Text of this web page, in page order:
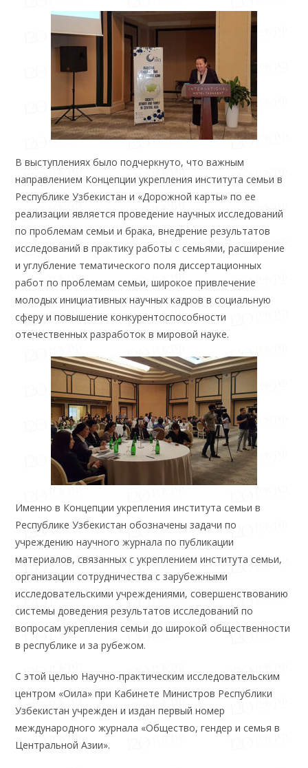
В выступлениях было подчеркнуто, что важным
направлением Концепции укрепления института семьи в
Республике Узбекистан и «Дорожной карты» по ее
реализации является проведение научных исследований
по проблемам семьи и брака, внедрение результатов
исследований в практику работы с семьями, расширение
и углубление тематического поля диссертационных
работ по проблемам семьи, широкое привлечение
молодых инициативных научных кадров в социальную
сферу и повышение конкурентоспособности
отечественных разработок в мировой науке.
Именно в Концепции укрепления института семьи в
Республике Узбекистан обозначены задачи по
учреждению научного журнала по публикации
материалов, связанных с укреплением института семьи,
организации сотрудничества с зарубежными
исследовательскими учреждениями, совершенствованию
системы доведения результатов исследований по
вопросам укрепления семьи до широкой общественности
в республике и за рубежом.
С этой целью Научно-практическим исследовательским
центром «Оила» при Кабинете Министров Республики
Узбекистан учрежден и издан первый номер
международного журнала «Общество, гендер и семья в
Центральной Азии».